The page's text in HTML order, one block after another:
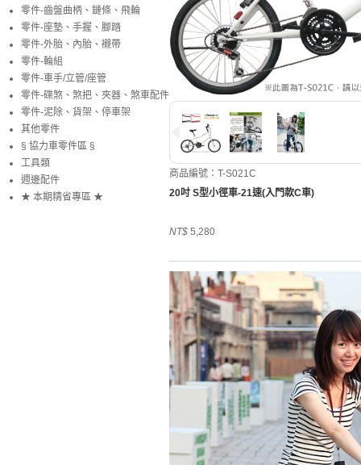
商品編號：T-S021C
20吋 S型小徑車-21速(入門款C車)
NT$ 5,280
零件-齒盤曲柄、鏈條、飛輪
零件-座墊、手握、腳踏
零件-外胎、內胎、襯帶
零件-輪組
零件-車手/立管/座管
零件-碟煞、煞把、夾器、煞車配件
零件-泥除、貨架、停車架
其他零件
§ 協力車零件區 §
工具類
週邊配件
★ 本期精省專區 ★